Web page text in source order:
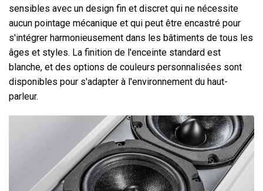
sensibles avec un design fin et discret qui ne nécessite
aucun pointage mécanique et qui peut être encastré pour
s'intégrer harmonieusement dans les bâtiments de tous les
âges et styles. La finition de l'enceinte standard est
blanche, et des options de couleurs personnalisées sont
disponibles pour s'adapter à l'environnement du haut-
parleur.